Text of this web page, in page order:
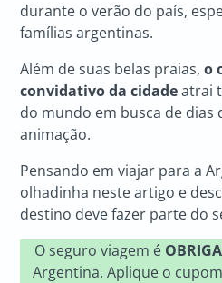
durante o verão do país,
famílias argentinas.
Além de suas belas praias,o
convidativo da cidadeatrai
do mundo em busca de dias
animação.
Pensando em viajar para a
olhadinha neste artigo e
destino deve fazer parte do
O seguro viagem é
Argentina. Aplique o cupom